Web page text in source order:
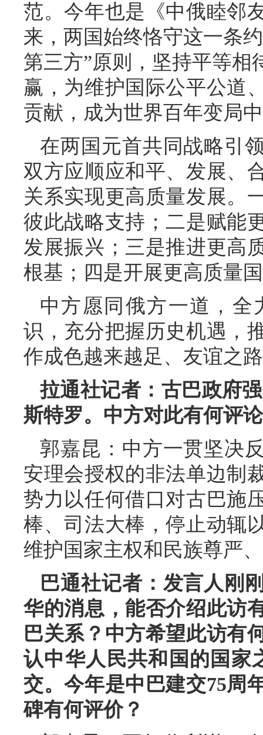
范。今年也是《中俄睦邻
来，两国始终恪守这一条
第三方”原则，坚持平等
赢，为维护国际公平公道
贡献，成为世界百年变局
在两国元首共同战略引
双方应顺应和平、发展、
关系实现更高质量发展。
彼此战略支持；二是赋能
发展振兴；三是推进更高
根基；四是开展更高质量
中方愿同俄方一道，全
识，充分把握历史机遇，
作成色越来越足、友谊之
拉通社记者：古巴政府
斯特罗。中方对此有何评
郭嘉昆：中方一贯坚决
安理会授权的非法单边制
势力以任何借口对古巴施
棒、司法大棒，停止动辄
维护国家主权和民族尊严
巴通社记者：发言人刚
华的消息，能否介绍此访
巴关系？中方希望此访有
认中华人民共和国的国家
交。今年是中巴建交75周
碑有何评价？